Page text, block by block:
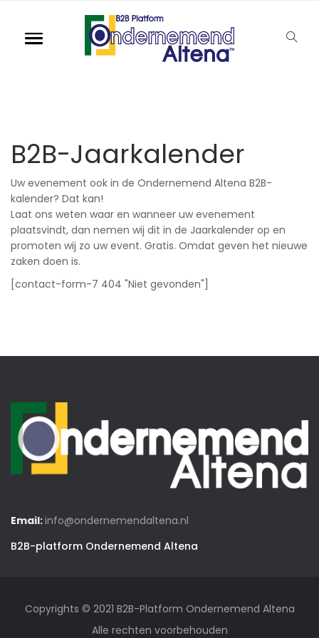
B2B-Jaarkalender
Uw evenement ook in de Ondernemend Altena B2B-
kalender? Dat kan!
Laat ons weten waar en wanneer uw evenement
plaatsvindt, dan nemen wij dit in de Jaarkalender op en
promoten wij zo uw event. Gratis. Omdat geven het nieuwe
zaken doen is.
[contact-form-7 404 "Niet gevonden"]
Email:info@ondernemendaltena.nl
B2B-platform Ondernemend Altena
Copyrights © 2021 B2B-Platform Ondernemend Altena
Alle rechten voorbehouden